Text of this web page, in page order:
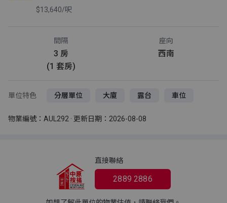
$13,640/呎
間隔
3 房
(1 套房)
座向
西南
單位特色 分層單位 大廈 露台 車位
物業編號：AUL292 · 更新日期：2026-08-08
直接聯絡
2889 2886